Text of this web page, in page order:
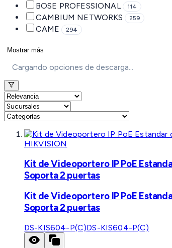
BOSE PROFESSIONAL 114
CAMBIUM NETWORKS 259
CAME 294
Mostrar más
Cargando opciones de descarga...
HIKVISION
Kit de Videoportero IP PoE
Soporta 2 puertas
Kit de Videoportero IP PoE
Soporta 2 puertas
DS-KIS604-P(C)DS-KIS604-P(C)